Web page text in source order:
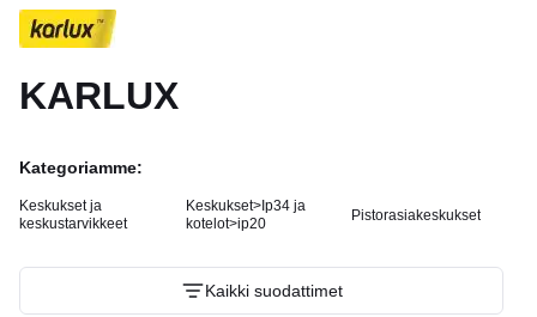
KARLUX
Kategoriamme:
Keskukset ja
keskustarvikkeet
Keskukset>Ip34 ja
kotelot>ip20
Pistorasiakeskukset
Kaikki suodattimet